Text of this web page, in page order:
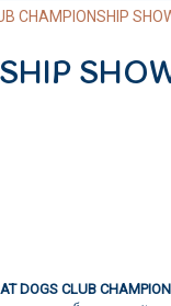
CHAMPIONSHIP
DOGS CLUB